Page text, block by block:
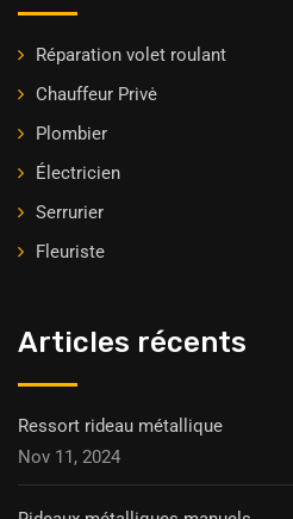
Réparation volet roulant
Chauffeur Privė
Plombier
Électricien
Serrurier
Fleuriste
Articles récents
Ressort rideau métallique
Nov 11, 2024